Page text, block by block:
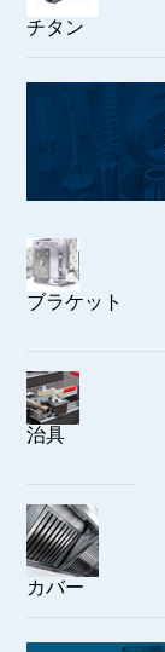
チタン
ブラケット
治具
カバー